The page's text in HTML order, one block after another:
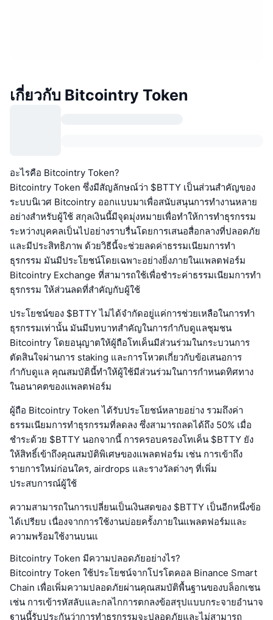
เกี่ยวกับ Bitcointry Token
อะไรคือ Bitcointry Token?
Bitcointry Token ซึ่งมีสัญลักษณ์ว่า $BTTY เป็นส่วนสำคัญของ
ระบบนิเวศ Bitcointry ออกแบบมาเพื่อสนับสนุนการทำงานหลาย
อย่างสำหรับผู้ใช้ สกุลเงินนี้มีจุดมุ่งหมายเพื่อทำให้การทำธุรกรรม
ระหว่างบุคคลเป็นไปอย่างราบรื่นโดยการเสนอสื่อกลางที่ปลอดภัย
และมีประสิทธิภาพ ด้วยวิธีนี้จะช่วยลดค่าธรรมเนียมการทำ
ธุรกรรม มันมีประโยชน์โดยเฉพาะอย่างยิ่งภายในแพลตฟอร์ม
Bitcointry Exchange ที่สามารถใช้เพื่อชำระค่าธรรมเนียมการทำ
ธุรกรรม ให้ส่วนลดที่สำคัญกับผู้ใช้
ประโยชน์ของ $BTTY ไม่ได้จำกัดอยู่แค่การช่วยเหลือในการทำ
ธุรกรรมเท่านั้น มันมีบทบาทสำคัญในการกำกับดูแลชุมชน
Bitcointry โดยอนุญาตให้ผู้ถือโทเค็นมีส่วนร่วมในกระบวนการ
ตัดสินใจผ่านการ staking และการโหวตเกี่ยวกับข้อเสนอการ
กำกับดูแล คุณสมบัตินี้ทำให้ผู้ใช้มีส่วนร่วมในการกำหนดทิศทาง
ในอนาคตของแพลตฟอร์ม
ผู้ถือ Bitcointry Token ได้รับประโยชน์หลายอย่าง รวมถึงค่า
ธรรมเนียมการทำธุรกรรมที่ลดลง ซึ่งสามารถลดได้ถึง 50% เมื่อ
ชำระด้วย $BTTY นอกจากนี้ การครอบครองโทเค็น $BTTY ยัง
ให้สิทธิ์เข้าถึงคุณสมบัติพิเศษของแพลตฟอร์ม เช่น การเข้าถึง
รายการใหม่ก่อนใคร, airdrops และรางวัลต่างๆ ที่เพิ่ม
ประสบการณ์ผู้ใช้
ความสามารถในการเปลี่ยนเป็นเงินสดของ $BTTY เป็นอีกหนึ่งข้อ
ได้เปรียบ เนื่องจากการใช้งานบ่อยครั้งภายในแพลตฟอร์มและ
ความพร้อมใช้งานบนแ
Bitcointry Token มีความปลอดภัยอย่างไร?
Bitcointry Token ใช้ประโยชน์จากโปรโตคอล Binance Smart
Chain เพื่อเพิ่มความปลอดภัยผ่านคุณสมบัติพื้นฐานของบล็อกเชน
เช่น การเข้ารหัสลับและกลไกการตกลงข้อสรุปแบบกระจายอำนาจ
ฐานนี้รับประกันว่าการทำธุรกรรมจะปลอดภัยและไม่สามารถ